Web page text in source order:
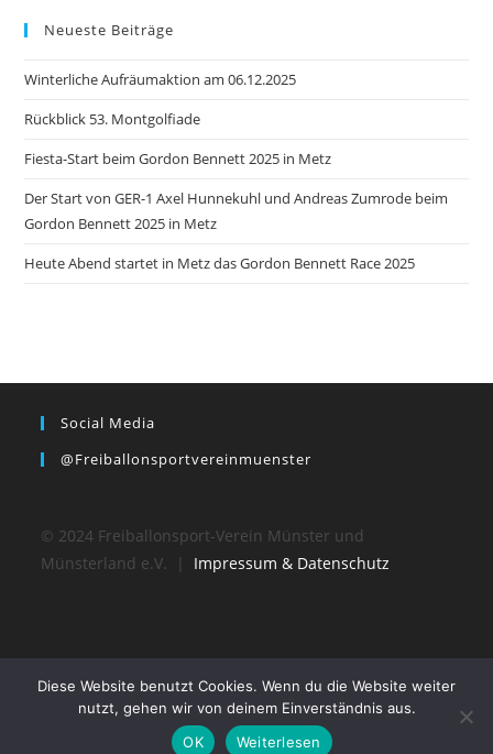
Neueste Beiträge
Winterliche Aufräumaktion am 06.12.2025
Rückblick 53. Montgolfiade
Fiesta-Start beim Gordon Bennett 2025 in Metz
Der Start von GER-1 Axel Hunnekuhl und Andreas Zumrode beim
Gordon Bennett 2025 in Metz
Heute Abend startet in Metz das Gordon Bennett Race 2025
Social Media
@freiballonsportvereinmuenster
© 2024 Freiballonsport-Verein Münster und
Münsterland e.V. | Impressum & Datenschutz
Diese Website benutzt Cookies. Wenn du die Website weiter
nutzt, gehen wir von deinem Einverständnis aus.
OK
Weiterlesen